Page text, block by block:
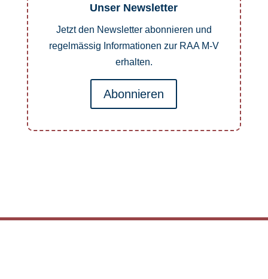
Unser Newsletter
Jetzt den Newsletter abonnieren und
regelmässig Informationen zur RAA M-V
erhalten.
Abonnieren